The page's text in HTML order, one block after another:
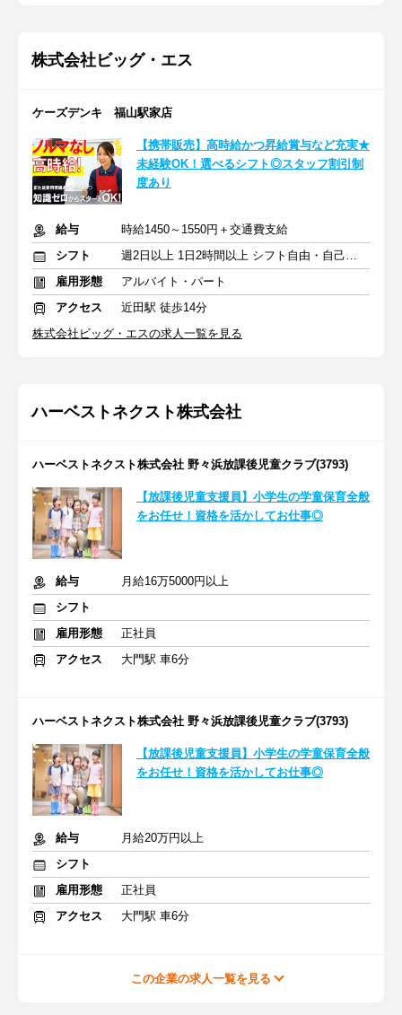
株式会社ビッグ・エス
ケーズデンキ 福山駅家店
【携帯販売】高時給かつ昇給賞与など充実★
未経験OK！選べるシフト◎スタッフ割引制
度あり
給与
時給1450～1550円＋交通費支給
シフト
週2日以上 1日2時間以上 シフト自由・自己申告
雇用形態
アルバイト・パート
アクセス
近田駅 徒歩14分
株式会社ビッグ・エスの求人一覧を見る
ハーベストネクスト株式会社
ハーベストネクスト株式会社 野々浜放課後児童クラブ(3793)
【放課後児童支援員】小学生の学童保育全般
をお任せ！資格を活かしてお仕事◎
給与
月給16万5000円以上
シフト
雇用形態
正社員
アクセス
大門駅 車6分
ハーベストネクスト株式会社 野々浜放課後児童クラブ(3793)
【放課後児童支援員】小学生の学童保育全般
をお任せ！資格を活かしてお仕事◎
給与
月給20万円以上
シフト
雇用形態
正社員
アクセス
大門駅 車6分
この企業の求人一覧を見る